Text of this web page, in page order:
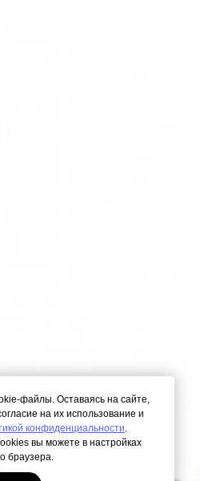
файлы. Оставаясь на сайте,
на их использование и
конфиденциальности.
вы можете в настройках
браузера.